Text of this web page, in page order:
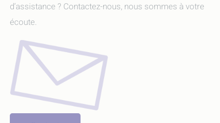
d’assistance ? Contactez-nous, nous sommes à votre
écoute.